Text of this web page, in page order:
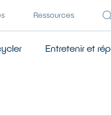
Ressources
Entretenir et